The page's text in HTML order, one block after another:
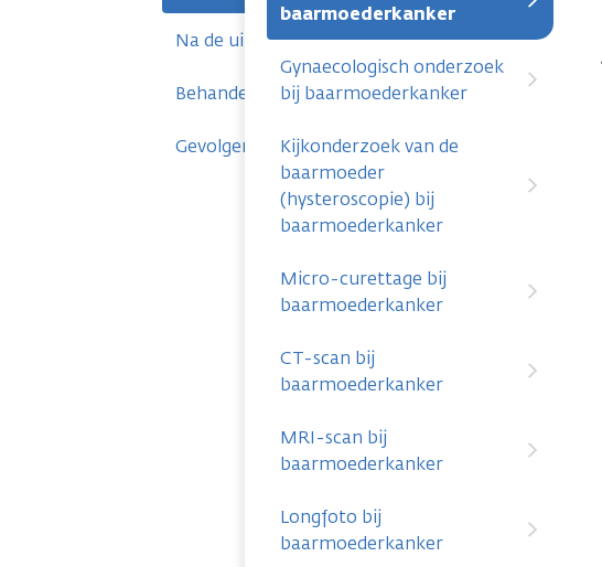
baarmoederkanker
Gynaecologisch onderzoek
bij baarmoederkanker
Kijkonderzoek van de
baarmoeder
(hysteroscopie) bij
baarmoederkanker
Micro-curettage bij
baarmoederkanker
CT-scan bij
baarmoederkanker
MRI-scan bij
baarmoederkanker
Longfoto bij
baarmoederkanker
Na de uitslag
Behandelingen
Gevolgen